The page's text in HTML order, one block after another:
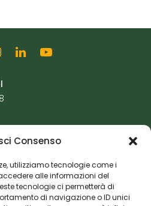
Consenso
utilizziamo tecnologie come i
alle informazioni del
tecnologie ci permetterà di
di navigazione o ID unici